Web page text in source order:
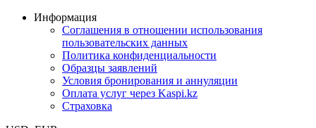
Информация
Соглашения в отношении использования
пользовательских данных
Политика конфиденциальности
Образцы заявлений
Условия бронирования и аннуляции
Оплата услуг через Kaspi.kz
Страховка